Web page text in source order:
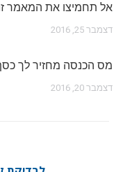
אל תחמיצו את המאמר
דצמבר 25, 2016
מס הכנסה מחזיר לך
דצמבר 20, 2016